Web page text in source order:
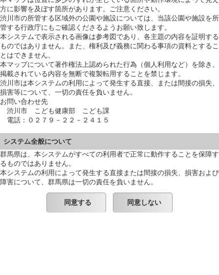
方に影響を及ぼす箇所があります。ご注意ください。
渋川市の所管する区域外の公園や施設については、当該公園や施設を所
管する行政庁にもご確認くださるようお願い致します。
本システムで表示される画像は参考図であり、各主題の内容を証明する
ものではありません。また、権利及び義務に関わる事項の資料とするこ
とはできません。
本マップについて著作権法上認められた行為（個人利用など）を除き、
掲載されている内容を無断で複製転用することを禁じます。
渋川市は本システムの利用によって発生する直接、または間接の損失、
損害等について、一切の責任を負いません。
お問い合わせ先
渋川市 こども健康部 こども課
電話：０２７９－２２－２４１５
システム全般について
群馬県は、本システムがすべての利用者で正常に動作することを保障す
るものではありません。
本システムの利用によって発生する直接または間接の損失、損害および
障害について、群馬県は一切の責任を負いません。
同意する 同意しない